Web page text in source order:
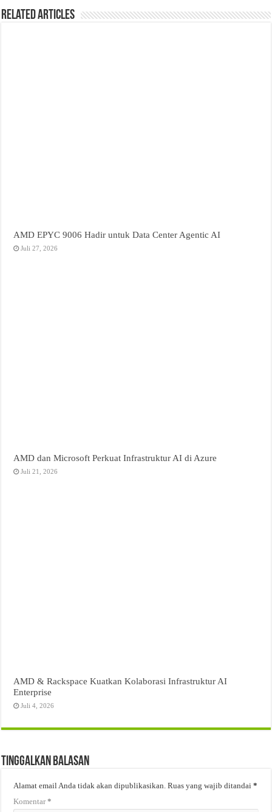
Related Articles
AMD EPYC 9006 Hadir untuk Data Center Agentic AI
Juli 27, 2026
AMD dan Microsoft Perkuat Infrastruktur AI di Azure
Juli 21, 2026
AMD & Rackspace Kuatkan Kolaborasi Infrastruktur AI
Enterprise
Juli 4, 2026
Tinggalkan Balasan
Alamat email Anda tidak akan dipublikasikan. Ruas yang wajib ditandai*
Komentar*